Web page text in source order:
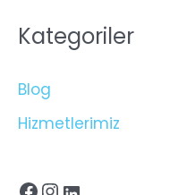
Kategoriler
Blog
Hizmetlerimiz